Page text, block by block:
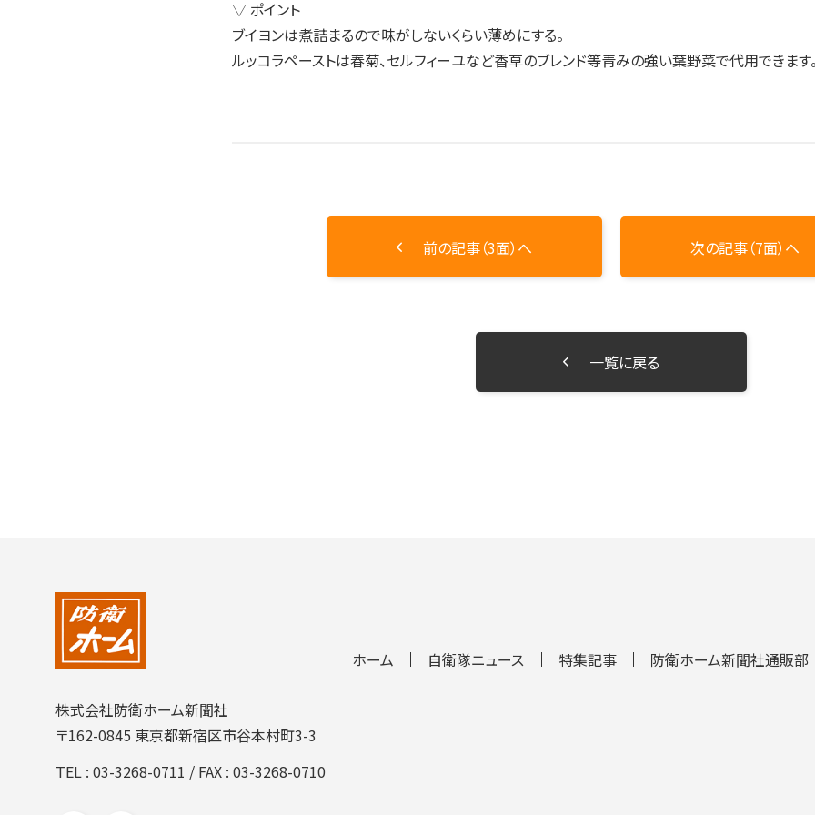
▽ ポイント
ブイヨンは煮詰まるので味がしないくらい薄めにする。
ルッコラペーストは春菊、セルフィーユなど香草のブレンド等青みの強い葉野菜で代用できます
前の記事（3面）へ 次の記事（7面）へ
一覧に戻る
株式会社防衛ホーム新聞社
〒162-0845 東京都新宿区市谷本村町3-3
TEL :03-3268-0711 / FAX : 03-3268-0710
ホーム 自衛隊ニュース 特集記事 防衛ホーム新聞社通販部